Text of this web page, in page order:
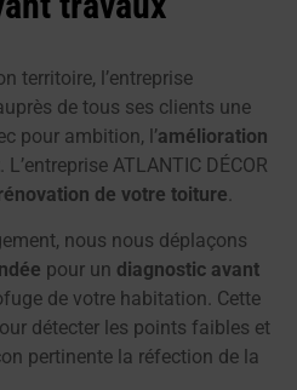
territoire, l’entreprise
de tous ses clients une
pour ambition, l’amélioration
. L’entreprise ATLANTIC DÉCOR
de votre toiture
nous nous déplaçons
pour un diagnostic avant
de votre habitation. Cette
détecter les points faibles et
pertinente la réfection de la